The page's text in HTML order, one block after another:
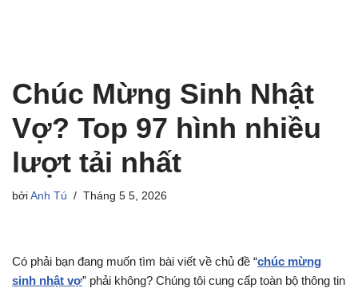
Chúc Mừng Sinh Nhật
Vợ? Top 97 hình nhiều
lượt tải nhất
bởi Anh Tú Tháng 5 5, 2026
Có phải bạn đang muốn tìm bài viết về chủ đề “chúc mừng
sinh nhật vợ” phải không? Chúng tôi cung cấp toàn bộ thông tin